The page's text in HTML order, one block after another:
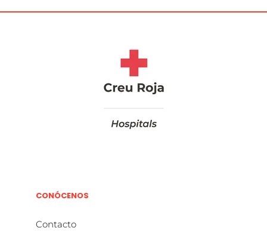
CONÓCENOS
Contacto